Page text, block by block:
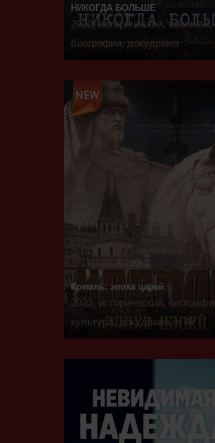
НИКОГДА БОЛЬШЕ
2020, исторический, военный,
биография, докудрама
Кремль: эпоха царей
2023, исторический,
культура, докудрама, в 4k